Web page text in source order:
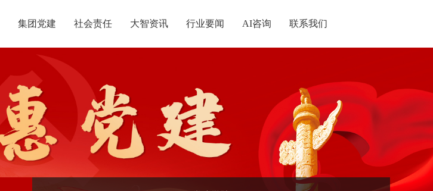
集团党建 社会责任 大智资讯 行业要闻 AI咨询 联系我们
名人名家
愿景
复读业务
智惠妇联
智学智爱政策解读
人才引进